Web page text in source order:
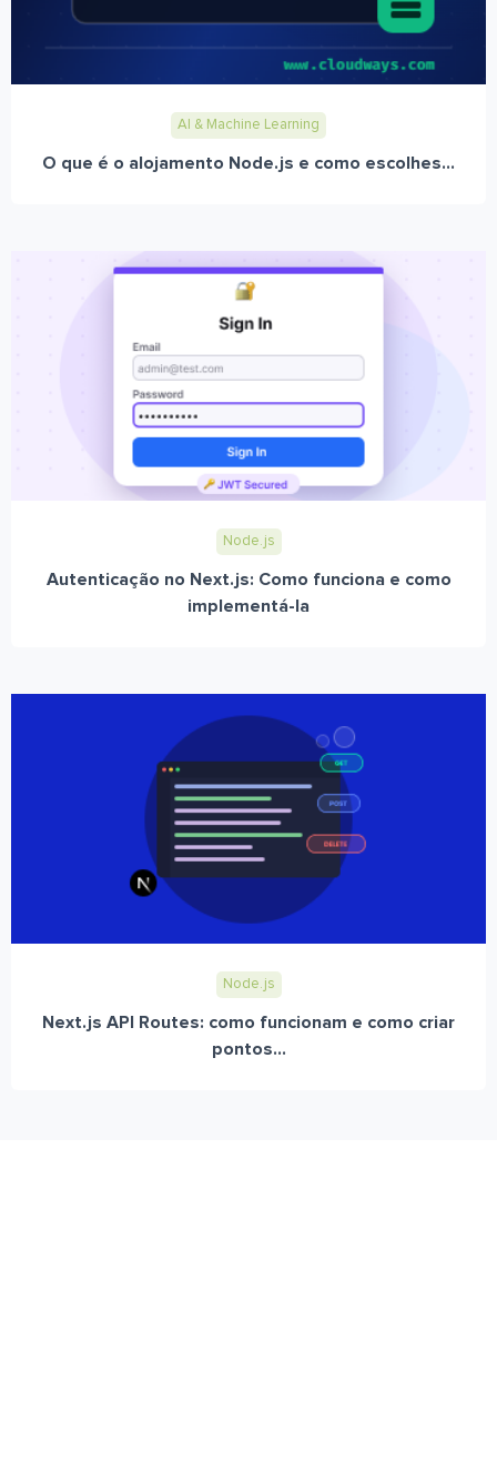
AI & Machine Learning
O que é o alojamento Node.js e como escolhes...
Node.js
Autenticação no Next.js: Como funciona e como
implementá-la
Node.js
Next.js API Routes: como funcionam e como criar
pontos...